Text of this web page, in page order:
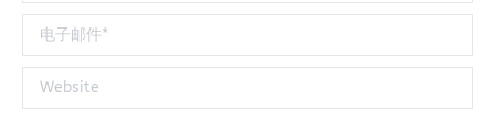
电子邮件 *
Website